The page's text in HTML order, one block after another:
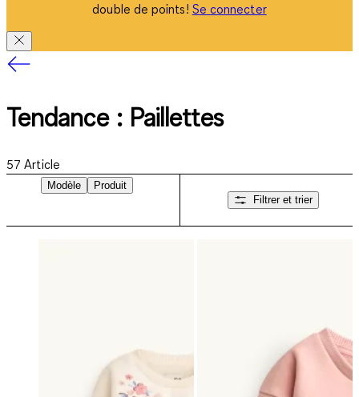
double de points! Se connecter
Tendance : Paillettes
57 Article
Modèle
Produit
Filtrer et trier